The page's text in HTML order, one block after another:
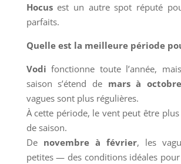
Hocusest un autre spot réputé
parfaits.
Quelle est la meilleure période
Vodi fonctionne toute l’année,
saison s’étend de mars à octobre
vagues sont plus régulières.
À cette période, le vent peut être
de saison.
De novembre à février, les
petites — des conditions idéales